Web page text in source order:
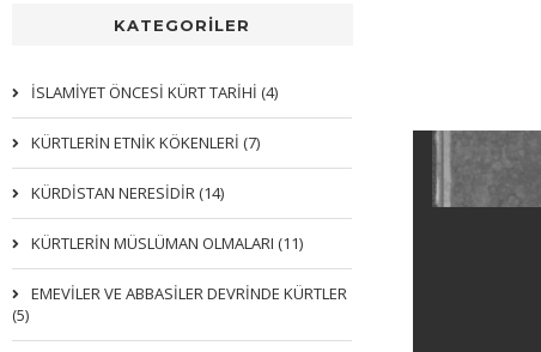
KATEGORİLER
İSLAMİYET ÖNCESİ KÜRT TARİHİ (4)
KÜRTLERIN ETNIK KÖKENLERI (7)
KÜRDİSTAN NERESİDİR (14)
KÜRTLERİN MÜSLÜMAN OLMALARI (11)
EMEVİLER VE ABBASİLER DEVRİNDE KÜRTLER
(5)